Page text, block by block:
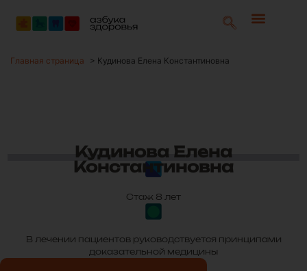
Главная страница > Кудинова Елена Константиновна
Кудинова Елена
Константиновна
Стаж 8 лет
В лечении пациентов руководствуется принципами
доказательной медицины